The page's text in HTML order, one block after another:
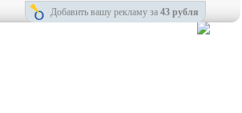
Добавить вашу рекламу за 43 рубля